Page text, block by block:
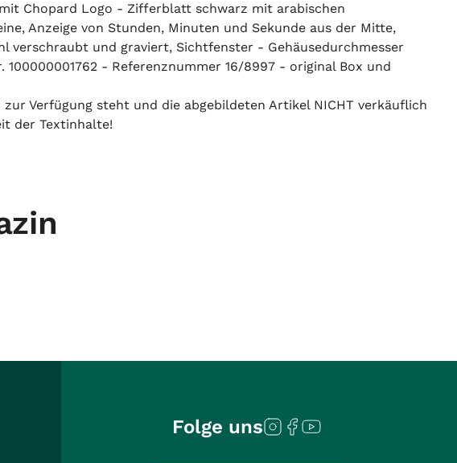
Chopard Logo - Zifferblatt schwarz mit arabischen
Anzeige von Stunden, Minuten und Sekunde aus der Mitte,
verschraubt und graviert, Sichtfenster - Gehäusedurchmesser
100000001762 - Referenznummer 16/8997 - original Box und
Verfügung steht und die abgebildeten Artikel NICHT verkäuflich
der Textinhalte!
Folge uns